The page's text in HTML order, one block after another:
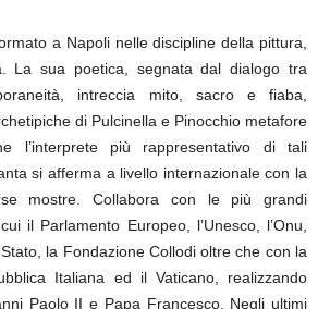
a Napoli nelle discipline della pittura,
La sua poetica, segnata dal dialogo tra
intreccia mito, sacro e fiaba,
di Pulcinella e Pinocchio metafore
l’interprete più rappresentativo di tali
si afferma a livello internazionale con la
mostre. Collabora con le più grandi
il Parlamento Europeo, l’Unesco, l’Onu,
la Fondazione Collodi oltre che con la
Italiana ed il Vaticano, realizzando
Paolo II e Papa Francesco. Negli ultimi